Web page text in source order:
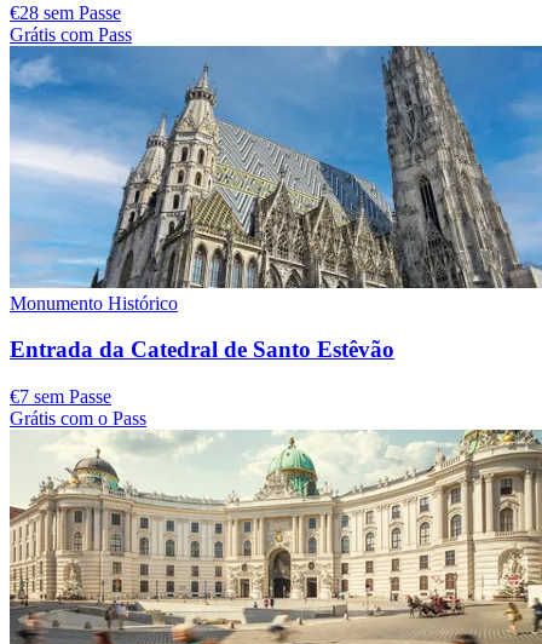
€28 sem Passe
Grátis com Pass
Monumento Histórico
Entrada da Catedral de Santo Estêvão
€7 sem Passe
Grátis com o Pass